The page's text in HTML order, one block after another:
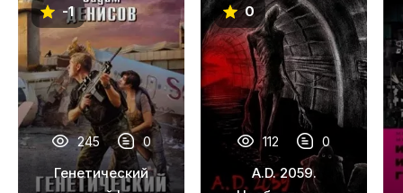
14
15
16
17
18
-1
245 0
Генетический
0
112 0
A.D. 2059.